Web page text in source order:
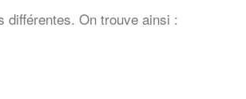
différentes. On trouve ainsi :